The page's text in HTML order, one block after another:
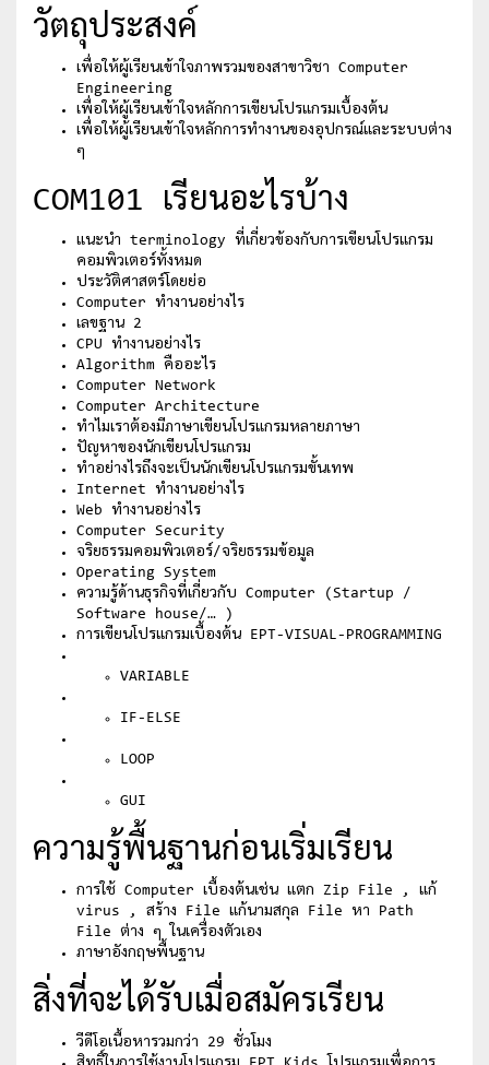
วัตถุประสงค์
เพื่อให้ผู้เรียนเข้าใจภาพรวมของสาขาวิชา Computer
Engineering
เพื่อให้ผู้เรียนเข้าใจหลักการเขียนโปรแกรมเบื้องต้น
เพื่อให้ผู้เรียนเข้าใจหลักการทำงานของอุปกรณ์และระบบต่าง
ๆ
COM101 เรียนอะไรบ้าง
แนะนำ terminology ที่เกี่ยวข้องกับการเขียนโปรแกรม
คอมพิวเตอร์ทั้งหมด
ประวัติศาสตร์โดยย่อ
Computer ทำงานอย่างไร
เลขฐาน 2
CPU ทำงานอย่างไร
Algorithm คืออะไร
Computer Network
Computer Architecture
ทำไมเราต้องมีภาษาเขียนโปรแกรมหลายภาษา
ปัญหาของนักเขียนโปรแกรม
ทำอย่างไรถึงจะเป็นนักเขียนโปรแกรมขั้นเทพ
Internet ทำงานอย่างไร
Web ทำงานอย่างไร
Computer Security
จริยธรรมคอมพิวเตอร์/จริยธรรมข้อมูล
Operating System
ความรู้ด้านธุรกิจที่เกี่ยวกับ Computer (Startup /
Software house/… )
การเขียนโปรแกรมเบื้องต้น EPT-VISUAL-PROGRAMMING
VARIABLE
IF-ELSE
LOOP
GUI
ความรู้พื้นฐานก่อนเริ่มเรียน
การใช้ Computer เบื้องต้นเช่น แตก Zip File , แก้
virus , สร้าง File แก้นามสกุล File หา Path
File ต่าง ๆ ในเครื่องตัวเอง
ภาษาอังกฤษพื้นฐาน
สิ่งที่จะได้รับเมื่อสมัครเรียน
วีดีโอเนื้อหารวมกว่า 29 ชั่วโมง